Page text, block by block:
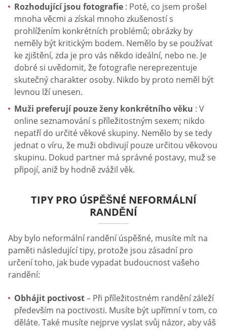
Rozhodující jsou fotografie : Poté, co jsem prošel
mnoha věcmi a získal mnoho zkušeností s
prohlížením konkrétních problémů; obrázky by
neměly být kritickým bodem. Nemělo by se používat
ke zjištění, zda je pro vás někdo ideální, nebo ne. Je
dobré si uvědomit, že fotografie nereprezentuje
skutečný charakter osoby. Nikdo by proto neměl být
levnou lží unesen.
Muži preferují pouze ženy konkrétního věku : V
online seznamování s příležitostným sexem; nikdo
nepatří do určité věkové skupiny. Nemělo by se tedy
jednat o víru, že muži obdivují pouze určitou věkovou
skupinu. Dokud partner má správné postavy, muž se
připojí, aniž by hodně zvážil věk.
TIPY PRO ÚSPĚŠNÉ NEFORMÁLNÍ
RANDĚNÍ
Aby bylo neformální randění úspěšné, musíte mít na
paměti následující tipy, protože jsou zásadní pro
určení toho, jak bude vypadat budoucnost vašeho
randění:
Obhájit poctivost– Při příležitostném randění záleží
především na poctivosti. Musíte být upřímní v tom, co
děláte. Také musíte nejprve vyslat svůj názor, aby váš